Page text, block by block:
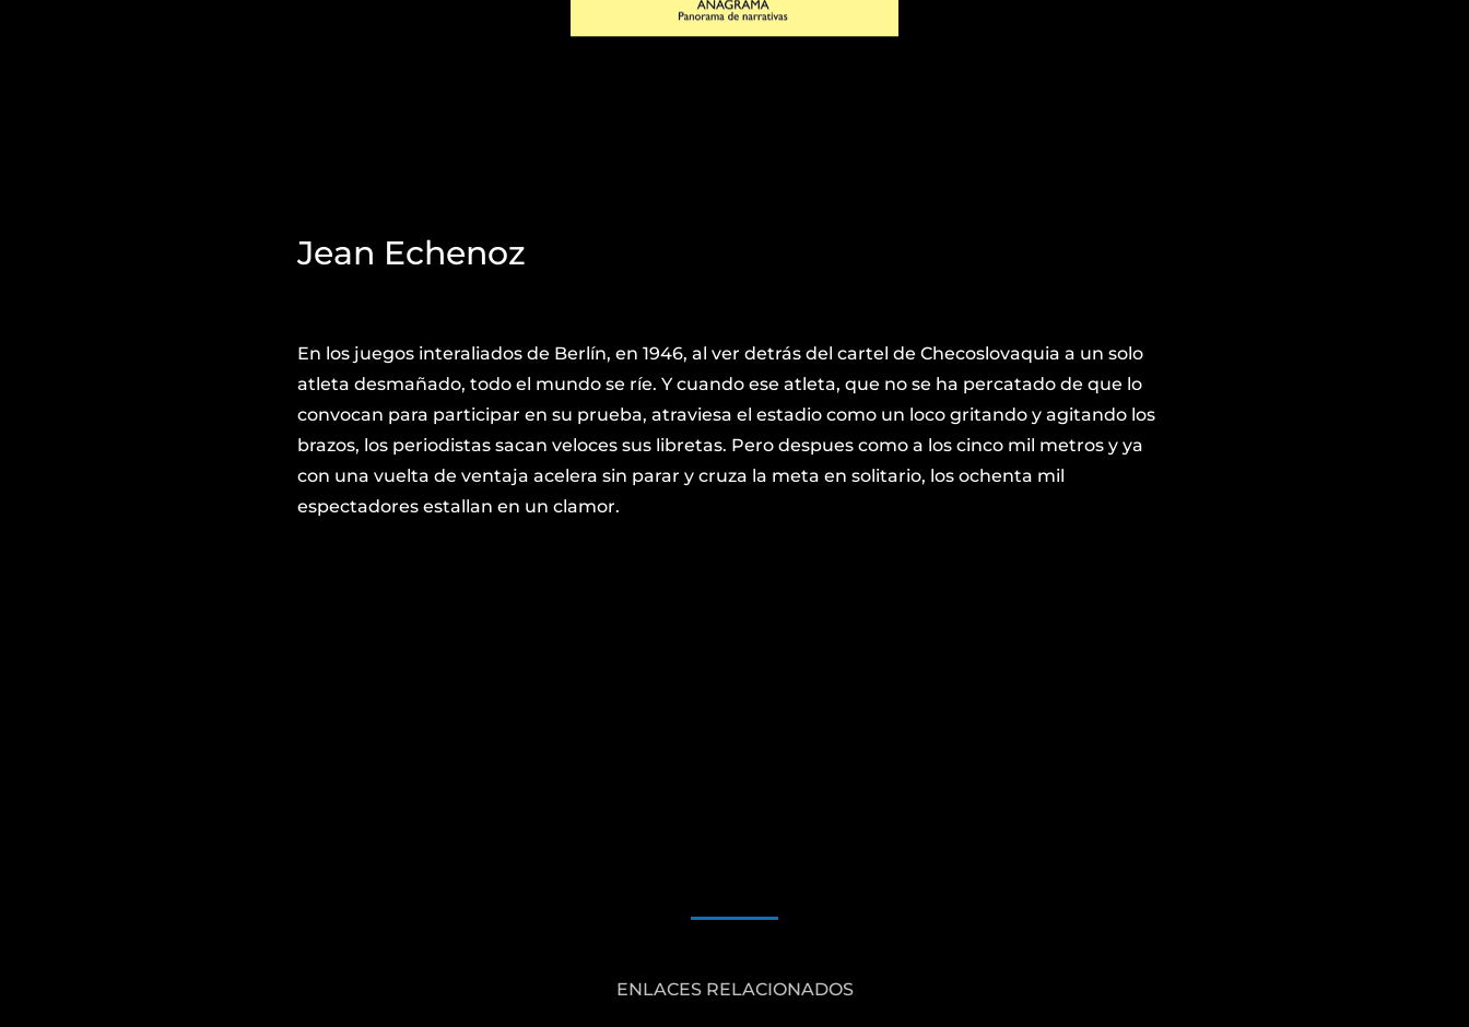
Jean Echenoz
En los juegos interaliados de Berlín, en 1946, al ver detrás del cartel de Checoslovaquia a un solo
atleta desmañado, todo el mundo se ríe. Y cuando ese atleta, que no se ha percatado de que lo
convocan para participar en su prueba, atraviesa el estadio como un loco gritando y agitando los
brazos, los periodistas sacan veloces sus libretas. Pero despues como a los cinco mil metros y ya
con una vuelta de ventaja acelera sin parar y cruza la meta en solitario, los ochenta mil
espectadores estallan en un clamor.
ENLACES RELACIONADOS